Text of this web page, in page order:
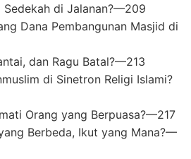
Sedekah di Jalanan?—209
Dana Pembangunan Masjid di
dan Ragu Batal?—213
di Sinetron Religi Islami?
Orang yang Berpuasa?—217
Berbeda, Ikut yang Mana?—